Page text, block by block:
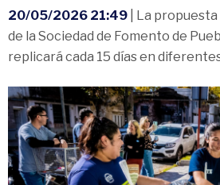
20/05/2026 21:49 | La
de la Sociedad de Fomento de
replicará cada 15 días en